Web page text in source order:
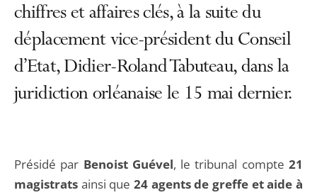
chiffres et affaires clés, à la suite du
déplacement vice-président du Conseil
d’Etat, Didier-Roland Tabuteau, dans la
juridiction orléanaise le 15 mai dernier.
Présidé par Benoist Guével, le tribunal compte21
magistrats ainsi que 24 agents de greffe et aide à